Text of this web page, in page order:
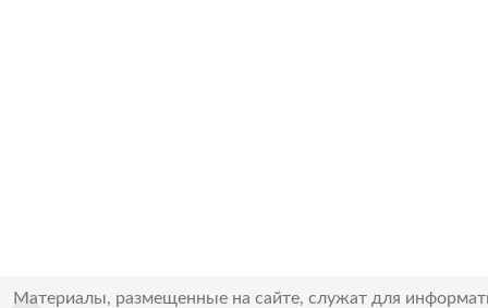
Материалы, размещенные на сайте, служат для